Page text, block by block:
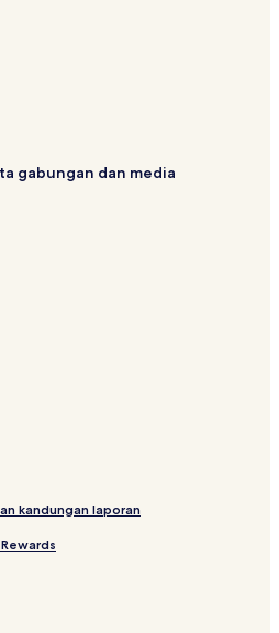
gabungan dan media
kandungan laporan